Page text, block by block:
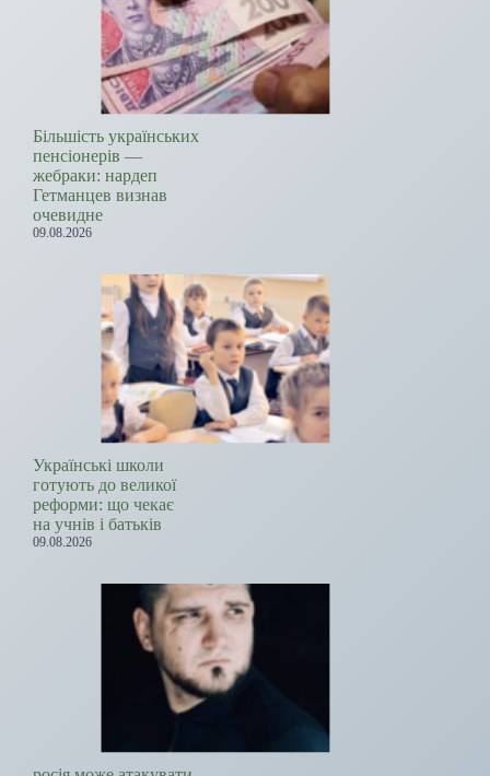
Більшість українських
пенсіонерів —
жебраки: нардеп
Гетманцев визнав
очевидне
09.08.2026
Українські школи
готують до великої
реформи: що чекає
на учнів і батьків
09.08.2026